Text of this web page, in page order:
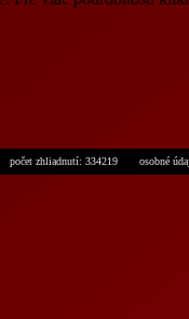
počet zhliadnutí: 334219 osobné